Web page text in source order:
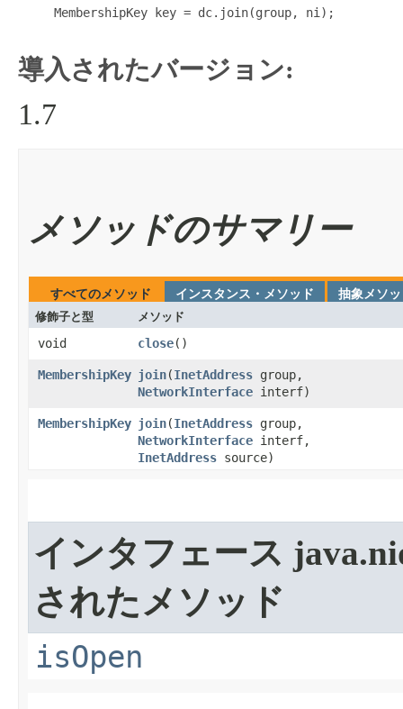
     MembershipKey key = dc.join(group, ni);
導入されたバージョン:
1.7
メソッドのサマリー
すべてのメソッド インスタンス・メソッド
抽象メソ
修飾子と型
メソッド
void close​()
MembershipKey join​(InetAddress group,
NetworkInterface interf)
MembershipKey join​(InetAddress group,
NetworkInterface interf,
InetAddress source)
インタフェース
されたメソッド
isOpen